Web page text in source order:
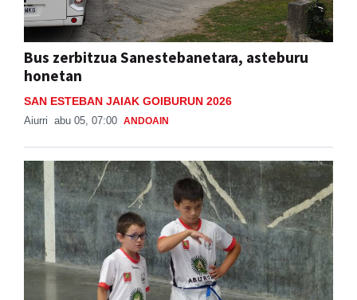
Bus zerbitzua Sanestebanetara, asteburu
honetan
SAN ESTEBAN JAIAK GOIBURUN 2026
Aiurri abu 05, 07:00 ANDOAIN